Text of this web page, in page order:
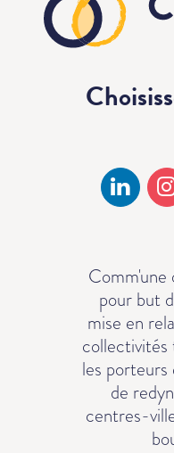
pour but
mise en
les
de
centres-